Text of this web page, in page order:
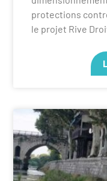
protections
le projet Rive